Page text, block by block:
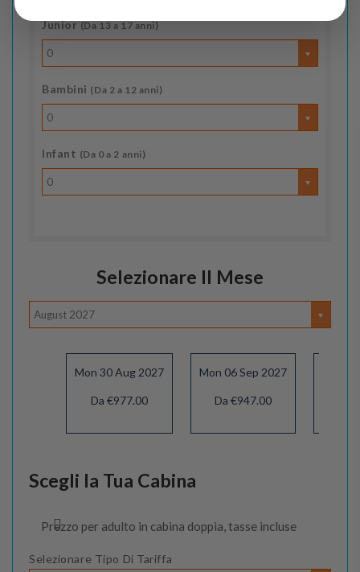
Junior(Da 13 a 17 anni)
0
Bambini (Da 2 a 12 anni)
0
Infant (Da 0 a 2 anni)
0
Selezionare Il Mese
August 2027
Mon 30 Aug 2027
Da €977.00
Mon 06 Sep 2027
Da €947.00
Scegli la Tua Cabina
Prezzo per adulto in cabina doppia, tasse incluse
Selezionare Tipo Di Tariffa